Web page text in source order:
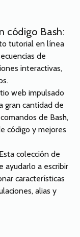
código Bash:
tutorial en línea
de
interactivas,
web impulsado
gran cantidad de
de Bash,
código y mejores
Esta colección de
ayudarlo a escribir
características
alias y